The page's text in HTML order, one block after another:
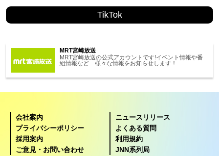
TikTok
MRT宮崎放送
MRT宮崎放送の公式アカウントです!イベント情報や番
組情報など…様々な情報をお知らせします！
会社案内
ニュースリリース
プライバシーポリシー
よくある質問
採用案内
利用規約
ご意見・お問い合わせ
JNN系列局